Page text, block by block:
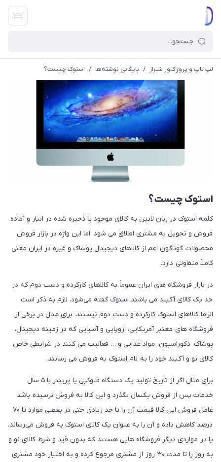
لپ تاپ و پروژکتور شیراز / بایگانی نوشته‌ها / استوک چیست؟
استوک چیست؟
کلمه استوک در زبان لاتین به کالای موجود یا ذخیره شده در انبار و آماده
فروش و تحویل به مشتری اطلاق می شود. اما این واژه در بازار فروش
محصولات گوناگون اعم از کالاهای دیجیتال پوشاک و غیره در ایران معنی
کاملاً متفاوتی دارد.
در بازار فروشگاه های ایران عموماً به کالاهای کارکرده و دست دوم که در
حد یک کالای آکبند می باشند استوک گفته می‌شود. لازم به ذکر است
الزاما کالاهای استوک کارکرده و دست دوم نیستند. برای مثال در برخی از
فروشگاه های معتبر آمریکایی، اروپایی و آسیایی که در زمینه دیجیتال،
پوشاک، دکوراسیون، مواد غذایی و … فعالیت می کنند در شرایطی خاص
کالای نو و آکبند خود را به نام استوک به فروش می رسانند.
برای مثال اگر از تاریخ تولید یک دستگاه فتوکپی یا پرینتر با ۵ سال
خدمات پس از فروش یکسال بگذرد و این کالا به فروش نرسیده باشد،
عامل فروش این کالا قیمت آن را تا حد زیادی حتی در بعضی موارد تا ۷۰
درصد کاهش داده و آن را به عنوان یک کالای استوک به فروش می‌رساند.
یا در مواردی دیگر فروشگاه هایی هستند که بدون قید و شرط کالای نو و
به روز را تا مدت ۳۰ روز از مشتری مرجوع کرده و به اختیار خود مشتری